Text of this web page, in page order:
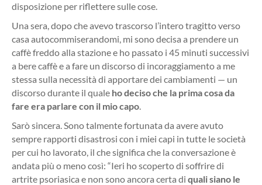
disposizione per riflettere sulle cose.
Una sera, dopo che avevo trascorso l’intero tragitto verso
casa autocommiserandomi, mi sono decisa a prendere un
caffè freddo alla stazione e ho passato i 45 minuti successivi
a bere caffè e a fare un discorso di incoraggiamento a me
stessa sulla necessità di apportare dei cambiamenti — un
discorso durante il quale ho deciso che la prima cosa da
fare era parlare con il mio capo.
Sarò sincera. Sono talmente fortunata da avere avuto
sempre rapporti disastrosi con i miei capi in tutte le società
per cui ho lavorato, il che significa che la conversazione è
andata più o meno così: “Ieri ho scoperto di soffrire di
artrite psoriasica e non sono ancora certa di quali siano le